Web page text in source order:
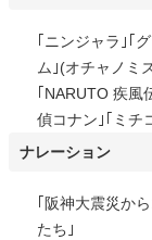
｢ニンジャラ｣｢
ム｣(オチャノミ
｢NARUTO 疾
偵コナン｣｢ミチ
ナレーション
｢阪神大震災か
たち｣